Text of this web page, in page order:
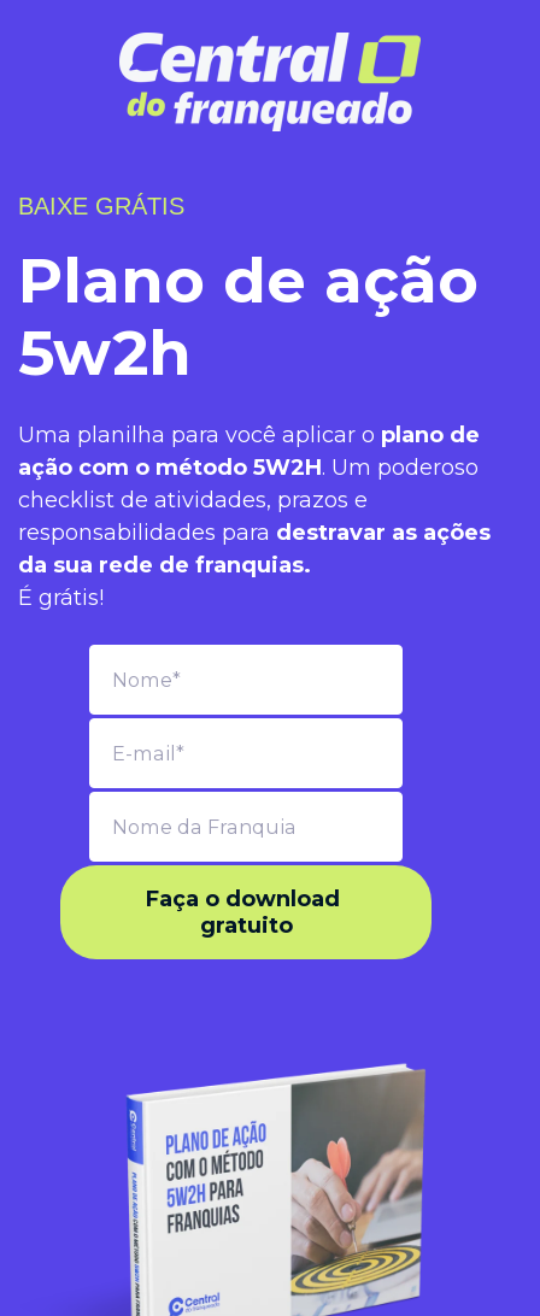
BAIXE GRÁTIS
Plano de ação
5w2h
Uma planilha para você aplicar o plano de
ação com o método 5W2H. Um poderoso
checklist de atividades, prazos e
responsabilidades para destravar as ações
da sua rede de franquias.
É grátis!